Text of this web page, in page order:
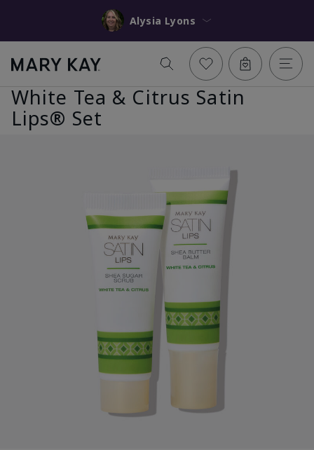
Alysia Lyons
White Tea & Citrus Satin
Lips® Set